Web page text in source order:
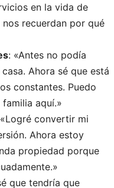
en la vida de
recuerdan por qué
: «Antes no podía
Ahora sé que está
constantes. Puedo
aquí.»
convertir mi
Ahora estoy
propiedad porque
que tendría que